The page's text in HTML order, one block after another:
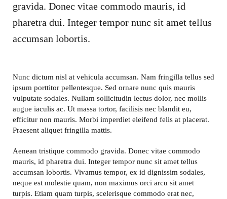
gravida. Donec vitae commodo mauris, id
pharetra dui. Integer tempor nunc sit amet tellus
accumsan lobortis.
Nunc dictum nisl at vehicula accumsan. Nam fringilla tellus sed
ipsum porttitor pellentesque. Sed ornare nunc quis mauris
vulputate sodales. Nullam sollicitudin lectus dolor, nec mollis
augue iaculis ac. Ut massa tortor, facilisis nec blandit eu,
efficitur non mauris. Morbi imperdiet eleifend felis at placerat.
Praesent aliquet fringilla mattis.
Aenean tristique commodo gravida. Donec vitae commodo
mauris, id pharetra dui. Integer tempor nunc sit amet tellus
accumsan lobortis. Vivamus tempor, ex id dignissim sodales,
neque est molestie quam, non maximus orci arcu sit amet
turpis. Etiam quam turpis, scelerisque commodo erat nec,